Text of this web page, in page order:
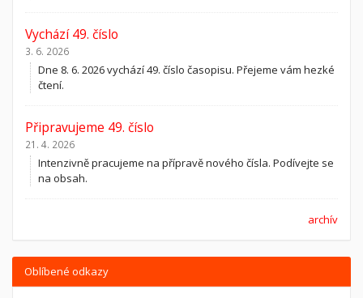
Vychází 49. číslo
3. 6. 2026
Dne 8. 6. 2026 vychází 49. číslo časopisu. Přejeme vám hezké
čtení.
Připravujeme 49. číslo
21. 4. 2026
Intenzivně pracujeme na přípravě nového čísla. Podívejte se
na obsah.
archív
Oblíbené odkazy